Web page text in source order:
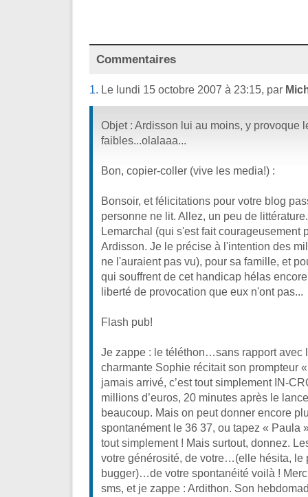
Commentaires
1. Le lundi 15 octobre 2007 à 23:15, par
Objet : Ardisson lui au moins, y provoque
faibles...olalaaa...
Bon, copier-coller (vive les media!) :
Bonsoir, et félicitations pour votre blog
personne ne lit. Allez, un peu de
Lemarchal (qui s'est fait courageusement
Ardisson. Je le précise à l'intention des
ne l'auraient pas vu), pour sa famille, et
qui souffrent de cet handicap hélas
liberté de provocation que eux n'ont pas...
Flash pub!
Je zappe : le téléthon…sans rapport avec
charmante Sophie récitait son prompteur
jamais arrivé, c’est tout simplement IN-
millions d’euros, 20 minutes après le
beaucoup. Mais on peut donner encore
spontanément le 36 37, ou tapez « Paula
tout simplement ! Mais surtout, donnez.
votre générosité, de votre…(elle hésita, le
bugger)…de votre spontanéité voilà !
sms, et je zappe : Ardithon. Son